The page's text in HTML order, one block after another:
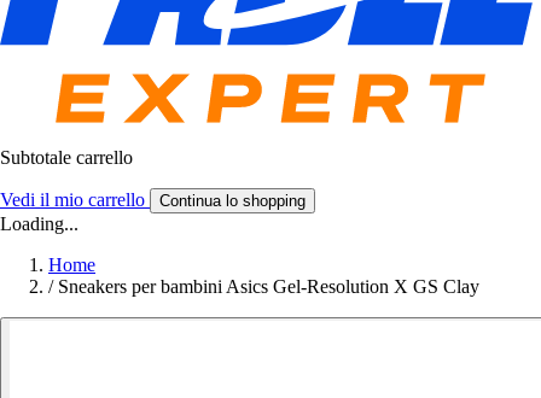
Subtotale carrello
Vedi il mio carrello Continua lo shopping
Loading...
Home
/ Sneakers per bambini Asics Gel-Resolution X GS Clay